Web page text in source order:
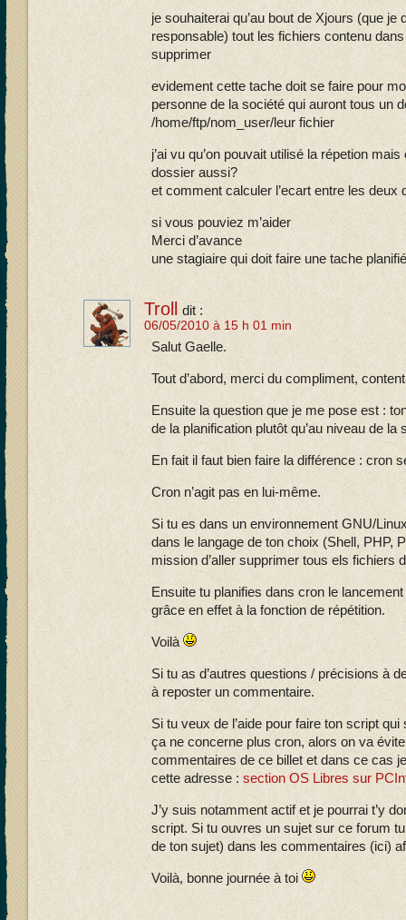
je souhaiterai qu’au bout de Xjours (que je
responsable) tout les fichiers contenu
supprimer
evidement cette tache doit se faire pour
personne de la société qui auront tous un
/home/ftp/nom_user/leur fichier
j’ai vu qu’on pouvait utilisé la répetion mais
dossier aussi?
et comment calculer l’ecart entre les deux
si vous pouviez m’aider
Merci d’avance
une stagiaire qui doit faire une tache planifié
Troll dit :
06/05/2010 à 15 h 01 min
Salut Gaelle.
Tout d’abord, merci du compliment,
Ensuite la question que je me pose est :
de la planification plutôt qu’au niveau de la
En fait il faut bien faire la différence : cron
Cron n’agit pas en lui-même.
Si tu es dans un environnement GNU/
dans le langage de ton choix (Shell, PHP,
mission d’aller supprimer tous els fichiers
Ensuite tu planifies dans cron le
grâce en effet à la fonction de répétition.
Voilà
Si tu as d’autres questions / précisions à
à reposter un commentaire.
Si tu veux de l’aide pour faire ton script
ça ne concerne plus cron, alors on va
commentaires de ce billet et dans ce cas
cette adresse : section OS Libres sur
J’y suis notamment actif et je pourrai t’y
script. Si tu ouvres un sujet sur ce forum
de ton sujet) dans les commentaires (ici)
Voilà, bonne journée à toi